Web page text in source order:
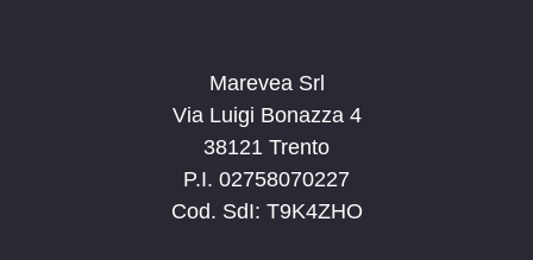
Marevea Srl
Via Luigi Bonazza 4
38121 Trento
P.I. 02758070227
Cod. SdI: T9K4ZHO